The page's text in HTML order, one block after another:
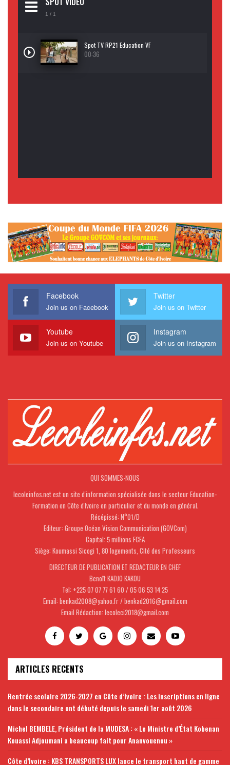
1 / 1
Spot TV RP21 Education VF
00:36
Facebook
Join us on Facebook
Twitter
Join us on Twitter
Youtube
Join us on Youtube
Instagram
Join us on Instagram
QUI SOMMES-NOUS
lecoleinfos.net est un site d'information spécialisée dans le secteur Education-
Formation en Côte d'Ivoire en particulier et du monde en général.
Récépissé: N°01/D
Editeur: Groupe Océan Vision Communication (GOVCom)
Capital: 5 millions FCFA
Siège: Koumassi Sicogi 1, 80 logements, Cité des Professeurs
DIRECTEUR DE PUBLICATION ET REDACTEUR EN CHEF
Benoît KADJO KAKOU
Tel: +225 07 07 77 61 60 / 05 06 53 14 25
Email: benkad2008@yahoo.fr / benkad2016@gmail.com
Email Rédaction: lecoleci2018@gmail.com
ARTICLES RECENTS
Rentrée scolaire 2026-2027 en Côte d’Ivoire : Les inscriptions en ligne
dans le secondaire ont débuté depuis le samedi 1er août 2026
Michel BEMBELE, Président de la MUDESA : « Le Ministre d’État Kobenan
Kouassi Adjoumani a beaucoup fait pour Ananvouenou »
Côte d’Ivoire : KBS TRANSPORTS LUX lance le transport haut de gamme